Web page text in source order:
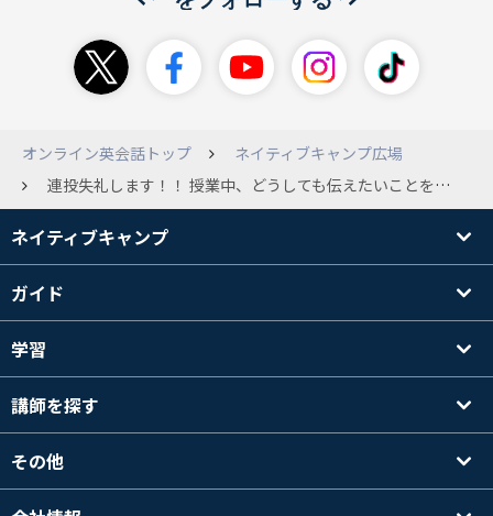
オンライン英会話トップ
ネイティブキャンプ広場
連投失礼します！！ 授業中、どうしても伝えたいことを言いたいのに英語が わからないとき、チャットの翻訳機能に頼ってしまいます。。。 わかるって人いますか？ また、offにしたいのですが、やり方がわかる方はいますか？ お願いします🤲
ネイティブキャンプ
ガイド
学習
講師を探す
その他